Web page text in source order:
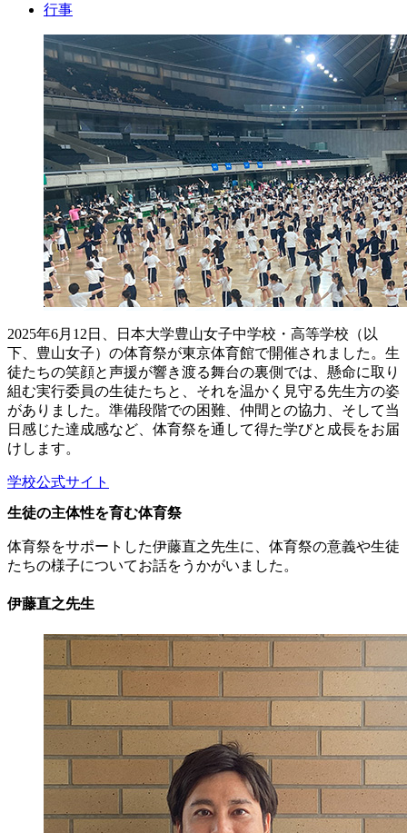
行事
2025年6月12日、日本大学豊山女子中学校・高等学校（以
下、豊山女子）の体育祭が東京体育館で開催されました。生
徒たちの笑顔と声援が響き渡る舞台の裏側では、懸命に取り
組む実行委員の生徒たちと、それを温かく見守る先生方の姿
がありました。準備段階での困難、仲間との協力、そして当
日感じた達成感など、体育祭を通して得た学びと成長をお届
けします。
学校公式サイト
生徒の主体性を育む体育祭
体育祭をサポートした伊藤直之先生に、体育祭の意義や生徒
たちの様子についてお話をうかがいました。
伊藤直之先生